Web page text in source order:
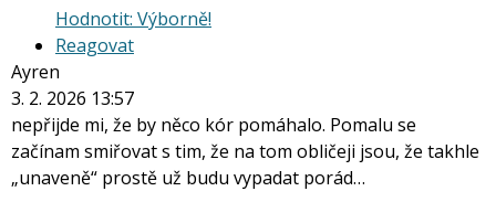
Hodnotit: Výborně!
Reagovat
Ayren
3. 2. 2026 13:57
nepřijde mi, že by něco kór pomáhalo. Pomalu se
začínam smiřovat s tim, že na tom obličeji jsou, že takhle
„unaveně“ prostě už budu vypadat porád…